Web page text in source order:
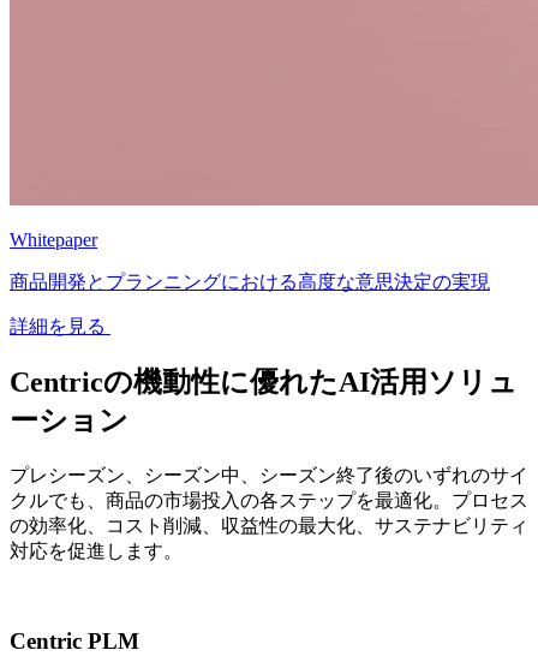
Whitepaper
商品開発とプランニングにおける高度な意思決定の実現
詳細を見る
Centricの機動性に優れたAI活用ソリュ
ーション
プレシーズン、シーズン中、シーズン終了後のいずれのサイ
クルでも、商品の市場投入の各ステップを最適化。プロセス
の効率化、コスト削減、収益性の最大化、サステナビリティ
対応を促進します。
Centric PLM